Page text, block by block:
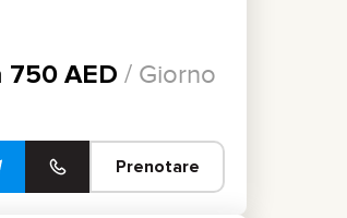
750 AED / Giorno
Prenotare